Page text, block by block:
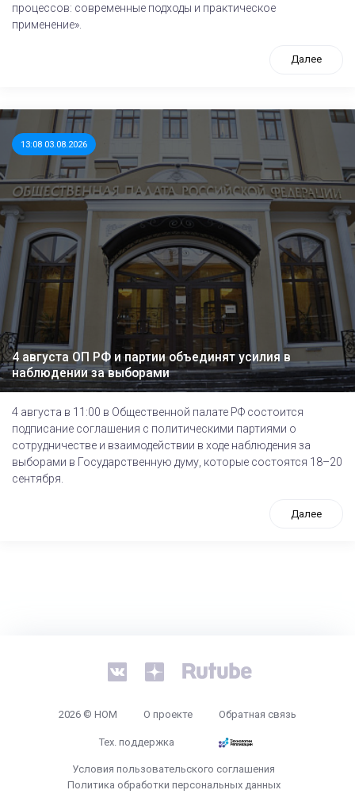
процессов: современные подходы и практическое
применение».
Далее
13:08 03.08.2026
4 августа ОП РФ и партии объединят усилия в
наблюдении за выборами
4 августа в 11:00 в Общественной палате РФ состоится
подписание соглашения с политическими партиями о
сотрудничестве и взаимодействии в ходе наблюдения за
выборами в Государственную думу, которые состоятся 18–20
сентября.
Далее
2026 © НОМ О проекте Обратная связь
Тех. поддержка
Условия пользовательского соглашения
Политика обработки персональных данных